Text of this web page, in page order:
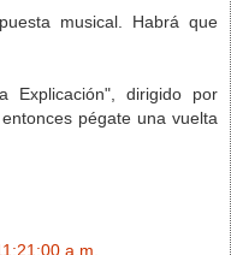
musical. Habrá que
Explicación", dirigido por
pégate una vuelta
a.m.